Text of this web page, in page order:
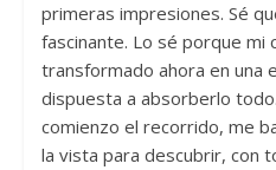
primeras impresiones. Sé
fascinante. Lo sé porque mi
transformado ahora en una
dispuesta a absorberlo
comienzo el recorrido, me
la vista para descubrir, con